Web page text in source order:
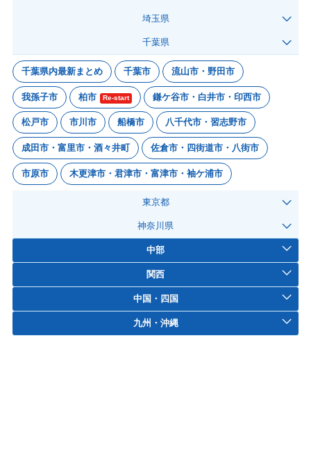
埼玉県
千葉県
千葉県内最新まとめ 千葉市 流山市・野田市
我孫子市 柏市 Re-start 鎌ケ谷市・白井市・印西市
松戸市 市川市 船橋市 八千代市・習志野市
成田市・富里市・酒々井町 佐倉市・四街道市・八街市
市原市 木更津市・君津市・富津市・袖ケ浦市
東京都
神奈川県
中部
関西
中国・四国
九州・沖縄